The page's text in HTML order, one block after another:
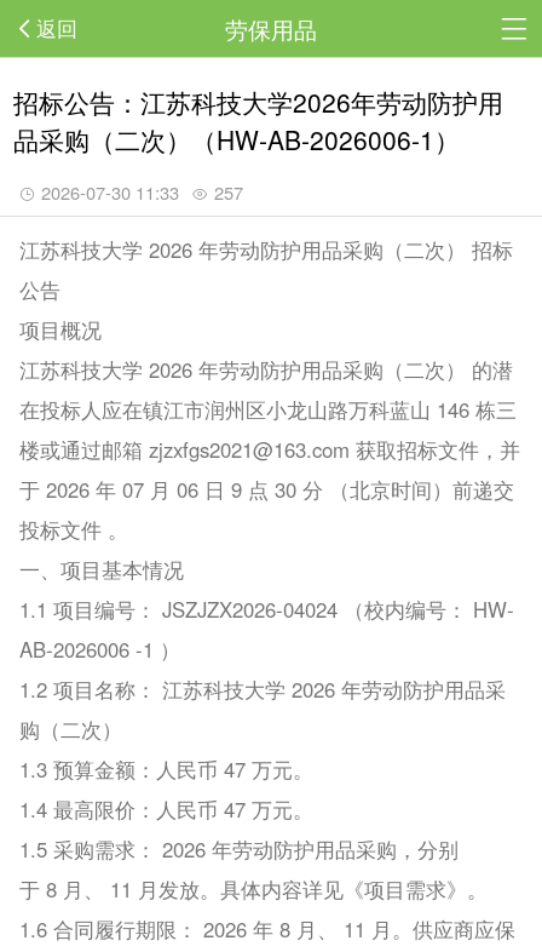
返回 劳保用品
招标公告：江苏科技大学2026年劳动防护用
品采购（二次）（HW-AB-2026006-1）
2026-07-30 11:33 257
江苏科技大学 2026 年劳动防护用品采购（二次） 招标
公告
项目概况
江苏科技大学 2026 年劳动防护用品采购（二次） 的潜
在投标人应在镇江市润州区小龙山路万科蓝山 146 栋三
楼或通过邮箱 zjzxfgs2021@163.com 获取招标文件，并
于 2026 年 07 月 06 日 9 点 30 分 （北京时间）前递交
投标文件 。
一、项目基本情况
1.1 项目编号： JSZJZX2026-04024 （校内编号： HW-
AB-2026006 -1 ）
1.2 项目名称： 江苏科技大学 2026 年劳动防护用品采
购（二次）
1.3 预算金额：人民币 47 万元。
1.4 最高限价：人民币 47 万元。
1.5 采购需求： 2026 年劳动防护用品采购，分别
于 8 月、 11 月发放。具体内容详见《项目需求》。
1.6 合同履行期限： 2026 年 8 月、 11 月。供应商应保